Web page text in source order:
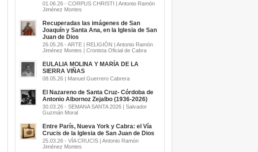
01.06.26 - CORPUS CHRISTI | Antonio Ramón
Jiménez Montes
Recuperadas las imágenes de San
Joaquín y Santa Ana, en la Iglesia de San
Juan de Dios
26.05.26 - ARTE | RELIGIÓN | Antonio Ramón
Jiménez Montes | Cronista Oficial de Cabra
EULALIA MOLINA Y MARÍA DE LA
SIERRA VIÑAS
08.05.26 | Manuel Guerrero Cabrera
El Nazareno de Santa Cruz- Córdoba de
Antonio Albornoz Zejalbo (1936-2026)
30.03.26 - SEMANA SANTA 2026 | Salvador
Guzmán Moral
Entre París, Nueva York y Cabra: el Vía
Crucis de la Iglesia de San Juan de Dios
25.03.26 - VÍA CRUCIS | Antonio Ramón
Jiménez Montes